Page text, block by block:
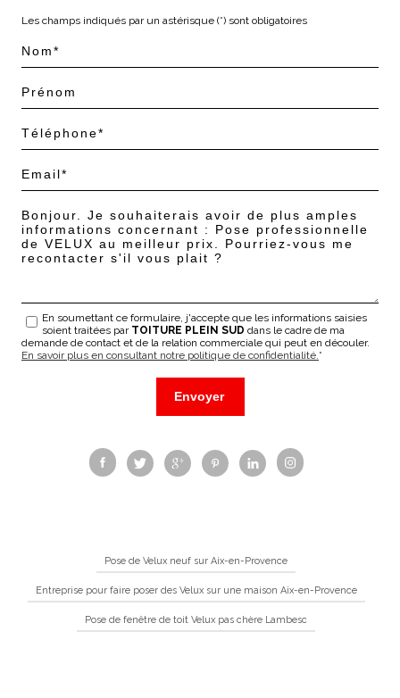
Les champs indiqués par un astérisque (*) sont obligatoires
En soumettant ce formulaire, j'accepte que les informations saisies
soient traitées par TOITURE PLEIN SUD dans le cadre de ma
demande de contact et de la relation commerciale qui peut en découler.
En savoir plus en consultant notre politique de confidentialité. *
Pose de Velux neuf sur Aix-en-Provence
Entreprise pour faire poser des Velux sur une maison Aix-en-Provence
Pose de fenêtre de toit Velux pas chère Lambesc